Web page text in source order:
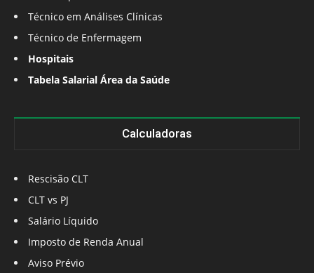
Técnico em Análises Clínicas
Técnico de Enfermagem
Hospitais
Tabela Salarial Área da Saúde
Calculadoras
Rescisão CLT
CLT vs PJ
Salário Líquido
Imposto de Renda Anual
Aviso Prévio